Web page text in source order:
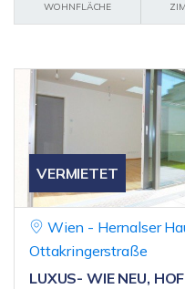
WOHNFLÄCHE
VERMIETET
Wien - Hernalser
Ottakringerstraße
LUXUS- WIE NEU,